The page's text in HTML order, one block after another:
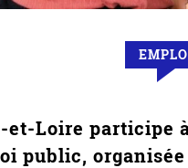
et-Loire participe
public,